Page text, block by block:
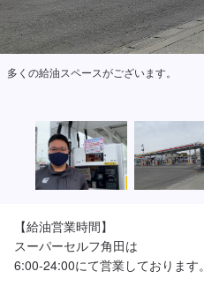
多くの給油スペースがございます。
【給油営業時間】
スーパーセルフ角田は
6:00-24:00にて営業しております。